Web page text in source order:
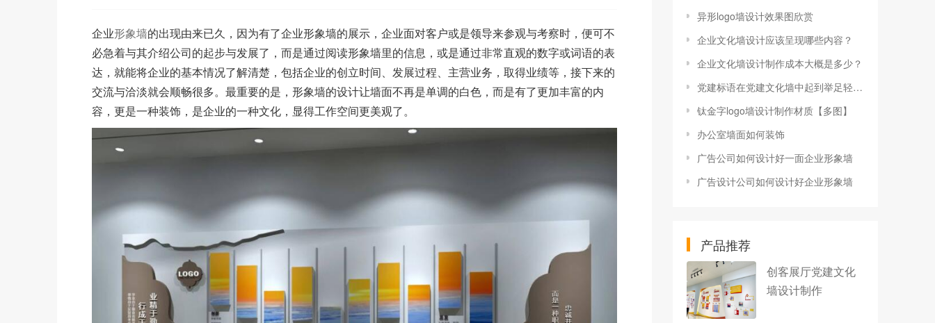
企业形象墙的出现由来已久，因为有了企业形象墙的展示，企业面对客户或是领导来参观与考察时，便可不
必急着与其介绍公司的起步与发展了，而是通过阅读形象墙里的信息，或是通过非常直观的数字或词语的表
达，就能将企业的基本情况了解清楚，包括企业的创立时间、发展过程、主营业务，取得业绩等，接下来的
交流与洽淡就会顺畅很多。最重要的是，形象墙的设计让墙面不再是单调的白色，而是有了更加丰富的内
容，更是一种装饰，是企业的一种文化，显得工作空间更美观了。
异形logo墙设计效果图欣赏
企业文化墙设计应该呈现哪些内容？
企业文化墙设计制作成本大概是多少？
党建标语在党建文化墙中起到举足轻重的作用
钛金字logo墙设计制作材质【多图】
办公室墙面如何装饰
广告公司如何设计好一面企业形象墙
广告设计公司如何设计好企业形象墙
产品推荐
创客展厅党建文化
墙设计制作